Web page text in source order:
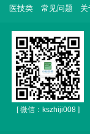
医技类
常见问题 关
[ 微信：kszhiji008 ]